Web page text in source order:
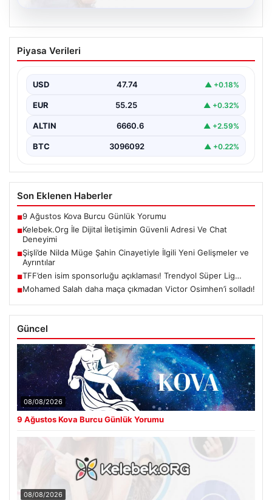
08.08.2026
Kelebek.Org İle Dijital İletişimin Güvenli
Adresi Ve Chat Deneyimi
sağlaması büyük bir önem barındırmaktadır.
Günümüzde birçok…
Piyasa Verileri
USD 47.74 ▲ +0.18%
EUR 55.25 ▲ +0.32%
ALTIN 6660.6 ▲ +2.59%
BTC 3096092 ▲ +0.22%
Son Eklenen Haberler
■9 Ağustos Kova Burcu Günlük Yorumu
■Kelebek.Org İle Dijital İletişimin Güvenli Adresi Ve Chat
Deneyimi
■Şişli’de Nilda Müge Şahin Cinayetiyle İlgili Yeni Gelişmeler ve
Ayrıntılar
■TFF’den isim sponsorluğu açıklaması! Trendyol Süper Lig…
■Mohamed Salah daha maça çıkmadan Victor Osimhen’i solladı!
Güncel
08/08/2026
9 Ağustos Kova Burcu Günlük Yorumu
08/08/2026